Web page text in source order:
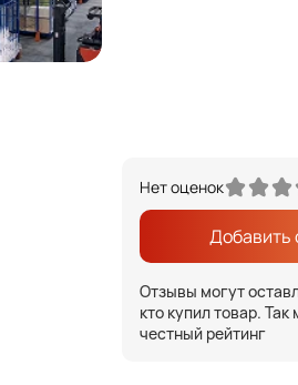
Нет оценок
Добавить
Отзывы могут
кто купил товар.
честный рейтинг